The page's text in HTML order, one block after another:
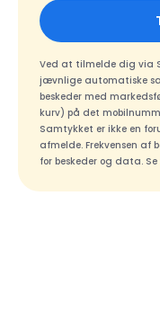
Ved at tilmelde dig via
jævnlige automatiske
beskeder med
kurv) på det
Samtykket er ikke en
afmelde. Frekvensen af
for beskeder og data. Se